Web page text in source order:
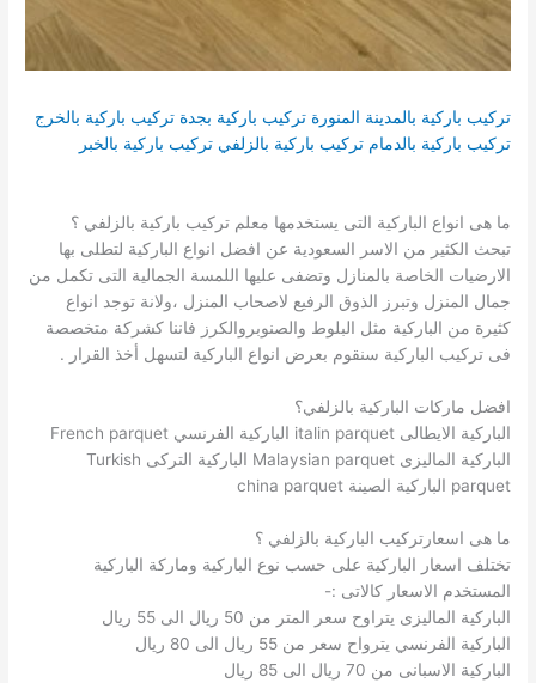
تركيب باركية بالمدينة المنورة تركيب باركية بجدة تركيب باركية بالخرج
تركيب باركية بالدمام تركيب باركية بالزلفي تركيب باركية بالخبر
ما هى انواع الباركية التى يستخدمها معلم تركيب باركية بالزلفي ؟
تبحث الكثير من الاسر السعودية عن افضل انواع الباركية لتطلى بها
الارضيات الخاصة بالمنازل وتضفى عليها اللمسة الجمالية التى تكمل من
جمال المنزل وتبرز الذوق الرفيع لاصحاب المنزل ،ولانة توجد انواع
كثيرة من الباركية مثل البلوط والصنوبروالكرز فاننا كشركة متخصصة
فى تركيب الباركية سنقوم بعرض انواع الباركية لتسهل أخذ القرار .
افضل ماركات الباركية بالزلفي؟
الباركية الايطالى italin parquet الباركية الفرنسي French parquet
الباركية الماليزى Malaysian parquet الباركية التركى Turkish
parquet الباركية الصينة china parquet
ما هى اسعارتركيب الباركية بالزلفي ؟
تختلف اسعار الباركية على حسب نوع الباركية وماركة الباركية
المستخدم الاسعار كالاتى :-
الباركية الماليزى يتراوح سعر المتر من 50 ريال الى 55 ريال
الباركية الفرنسي يترواح سعر من 55 ريال الى 80 ريال
الباركية الاسبانى من 70 ريال الى 85 ريال